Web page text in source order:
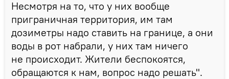
Несмотря на то, что у них вообще
приграничная территория, им там
дозиметры надо ставить на границе, а они
воды в рот набрали, у них там ничего
не происходит. Жители беспокоятся,
обращаются к нам, вопрос надо решать".